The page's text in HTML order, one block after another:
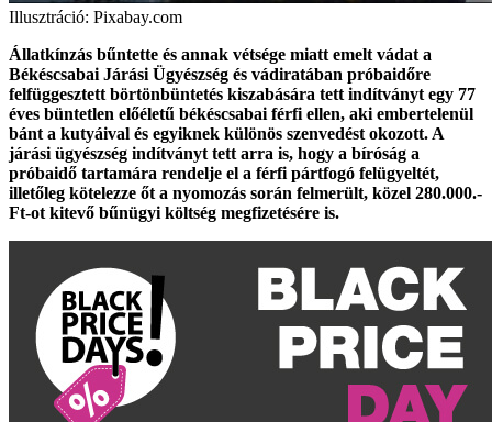
Illusztráció: Pixabay.com
Állatkínzás bűntette és annak vétsége miatt emelt vádat a
Békéscsabai Járási Ügyészség és vádiratában próbaidőre
felfüggesztett börtönbüntetés kiszabására tett indítványt egy 77
éves büntetlen előéletű békéscsabai férfi ellen, aki embertelenül
bánt a kutyáival és egyiknek különös szenvedést okozott. A
járási ügyészség indítványt tett arra is, hogy a bíróság a
próbaidő tartamára rendelje el a férfi pártfogó felügyeltét,
illetőleg kötelezze őt a nyomozás során felmerült, közel 280.000.-
Ft-ot kitevő bűnügyi költség megfizetésére is.